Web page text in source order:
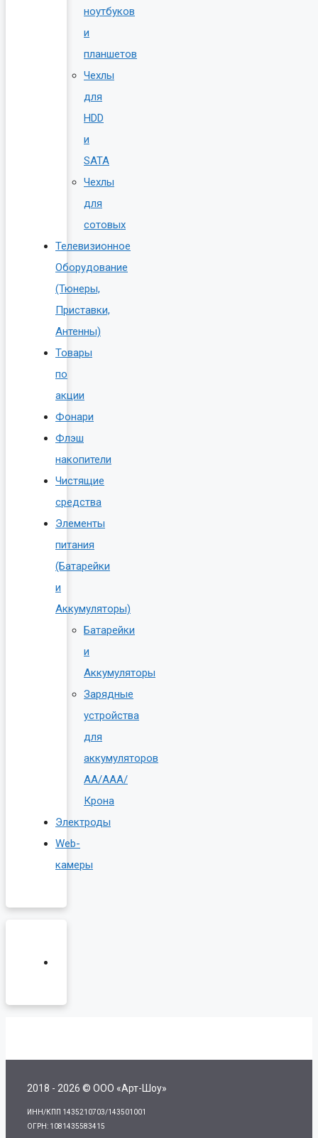
ноутбуков
и
планшетов
Чехлы
для
HDD
и
SATA
Чехлы
для
сотовых
Телевизионное
Оборудование
(Тюнеры,
Приставки,
Антенны)
Товары
по
акции
Фонари
Флэш
накопители
Чистящие
средства
Элементы
питания
(Батарейки
и
Аккумуляторы)
Батарейки
и
Аккумуляторы
Зарядные
устройства
для
аккумуляторов
AA/AAA/
Крона
Электроды
Web-
камеры
2018 - 2026 © ООО «Арт-Шоу»
ИНН/КПП 1435210703/143501001
ОГРН: 1081435583415